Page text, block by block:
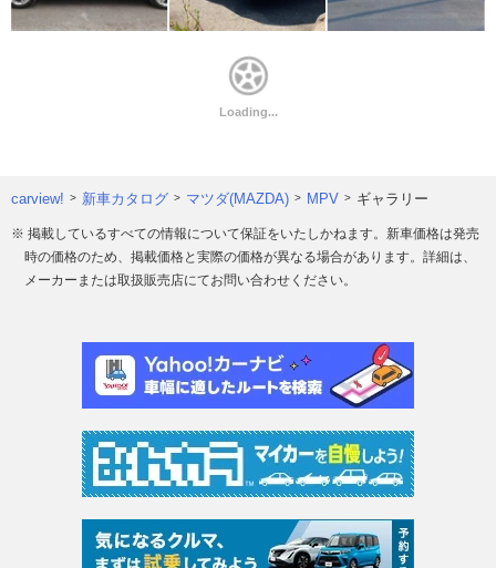
carview! 新車カタログ マツダ(MAZDA) MPV ギャラリー
※ 掲載しているすべての情報について保証をいたしかねます。新車価格は発売
時の価格のため、掲載価格と実際の価格が異なる場合があります。詳細は、
メーカーまたは取扱販売店にてお問い合わせください。